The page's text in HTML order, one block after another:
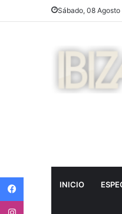
Sábado, 08
INICIO